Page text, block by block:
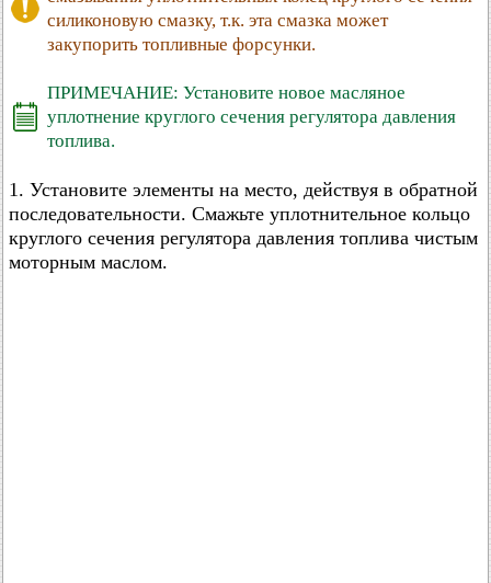
силиконовую смазку, т.к. эта смазка может
закупорить топливные форсунки.
ПРИМЕЧАНИЕ: Установите новое масляное
уплотнение круглого сечения регулятора давления
топлива.
1. Установите элементы на место, действуя в обратной
последовательности. Смажьте уплотнительное кольцо
круглого сечения регулятора давления топлива чистым
моторным маслом.